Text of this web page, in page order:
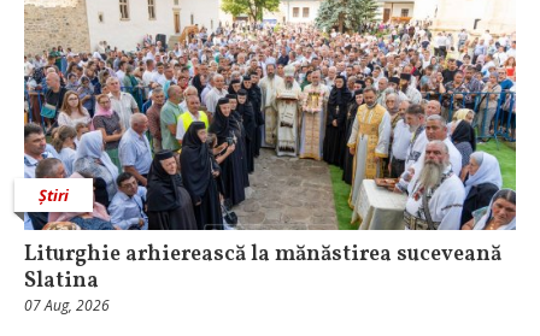
Știri
Liturghie arhierească la mănăstirea suceveană
Slatina
07 Aug, 2026